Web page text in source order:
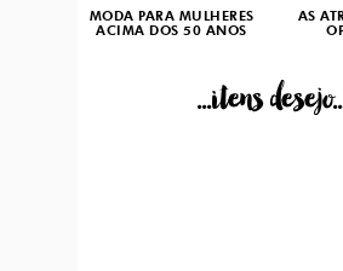
MODA PARA MULHERES
ACIMA DOS 50 ANOS
AS
...itens